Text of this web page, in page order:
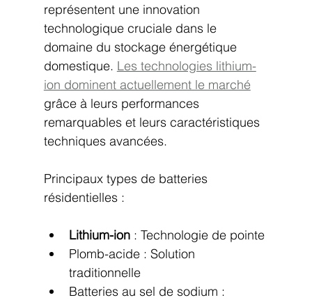
représentent une innovation
technologique cruciale dans le
domaine du stockage énergétique
domestique. Les technologies lithium-
ion dominent actuellement le marché
grâce à leurs performances
remarquables et leurs caractéristiques
techniques avancées.
Principaux types de batteries
résidentielles :
Lithium-ion : Technologie de pointe
Plomb-acide : Solution
traditionnelle
Batteries au sel de sodium :